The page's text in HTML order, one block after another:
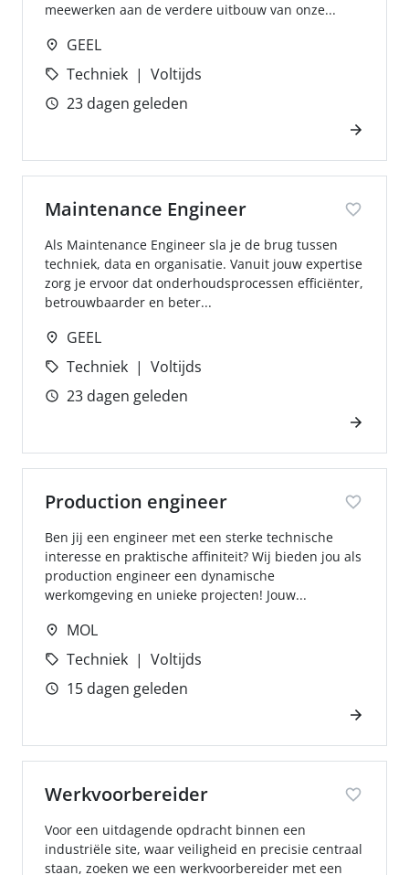
meewerken aan de verdere uitbouw van onze...
GEEL
Techniek
Voltijds
23 dagen geleden
Maintenance Engineer
Als Maintenance Engineer sla je de brug tussen
techniek, data en organisatie. Vanuit jouw expertise
zorg je ervoor dat onderhoudsprocessen efficiënter,
betrouwbaarder en beter...
GEEL
Techniek
Voltijds
23 dagen geleden
Production engineer
Ben jij een engineer met een sterke technische
interesse en praktische affiniteit? Wij bieden jou als
production engineer een dynamische
werkomgeving en unieke projecten! Jouw...
MOL
Techniek
Voltijds
15 dagen geleden
Werkvoorbereider
Voor een uitdagende opdracht binnen een
industriële site, waar veiligheid en precisie centraal
staan, zoeken we een werkvoorbereider met een